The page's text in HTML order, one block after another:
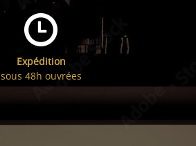
Expédition
sous 48h ouvrées